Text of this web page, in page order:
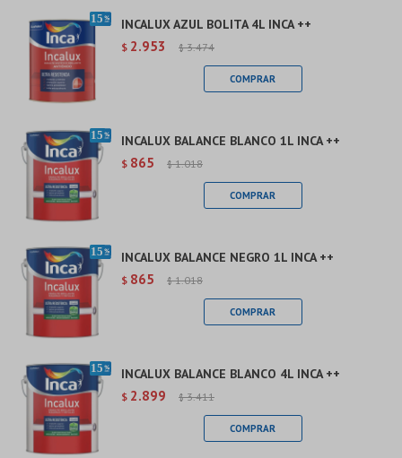
INCALUX AZUL BOLITA 4L INCA ++
$ 2.953 $ 3.474
INCALUX BALANCE BLANCO 1L INCA ++
$ 865 $ 1.018
INCALUX BALANCE NEGRO 1L INCA ++
$ 865 $ 1.018
INCALUX BALANCE BLANCO 4L INCA ++
$ 2.899 $ 3.411